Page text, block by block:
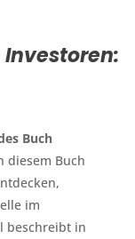
Buch
diesem Buch
im
beschreibt in